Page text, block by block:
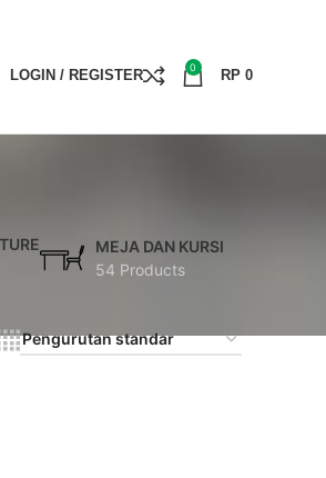
LOGIN / REGISTER 0 RP 0
MEJA DAN KURSI
54 Products